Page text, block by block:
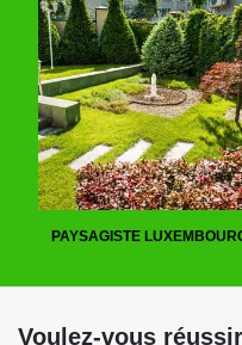
PAYSAGISTE
Voulez-vous